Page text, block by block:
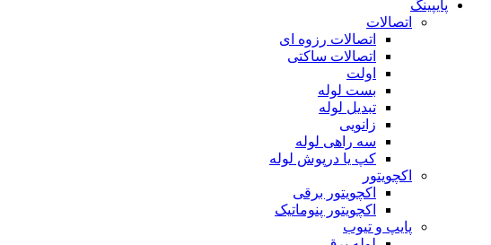
پایپینگ
اتصالات
اتصالات رزوه ای
اتصالات ساکتی
اولت
بست لوله
تبدیل لوله
زانویی
سه راهی لوله
کپ یا درپوش لوله
اکچویتور
اکچویتور برقی
اکچویتور پنوماتیک
پایپ و تیوب